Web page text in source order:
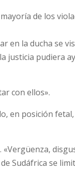
de los
en la ducha se
justicia pudiera
con ellos».
en posición
Sudáfrica se